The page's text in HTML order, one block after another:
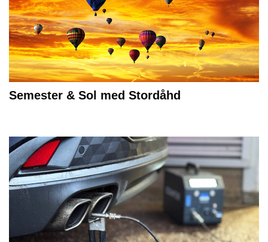
Semester & Sol med Stordåhd